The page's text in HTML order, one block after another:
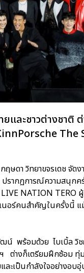
และชาวต่างชาติ
The
ดา วิทยาขจรเดช จัดง
ากฏการณ์ความสนุกค
NATION TERO
นอร์คนสำคัญในครั้งนี้
พร้อมด้วย ไบเบิ้ล วิช
างก็เตรียมฝึกซ้อม ทุ่ม
เป็นกำลังใจอย่างอบอุ่